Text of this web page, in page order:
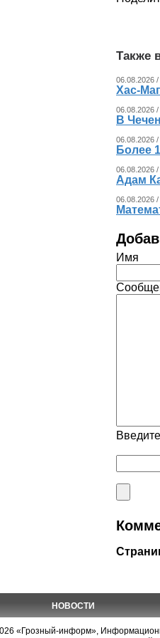
Также
06.08.2026
Хас-
06.08.2026
В
06.08.2026
Более
06.08.2026
Адам
06.08.2026
Имя
НОВОСТИ
«Грозный-информ»,